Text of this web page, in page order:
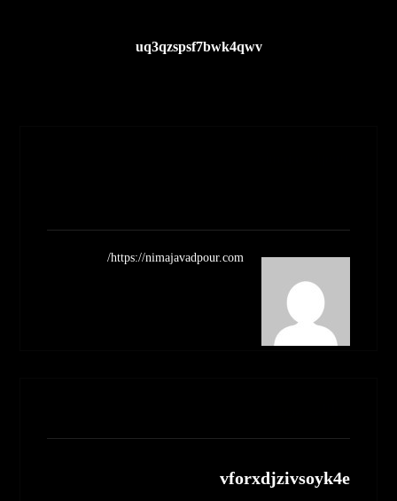
uq3qzspsf7bwk4qwv
https://nimajavadpour.com/
vforxdjzivsoyk4e